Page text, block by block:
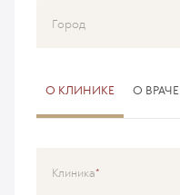
Город
О КЛИНИКЕ О ВРАЧЕ
Клиника